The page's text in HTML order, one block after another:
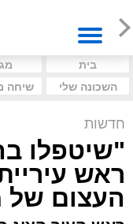
בית
השכונה שלי
שיחה
חדשות
"שיטפלו
ראש
העצום של